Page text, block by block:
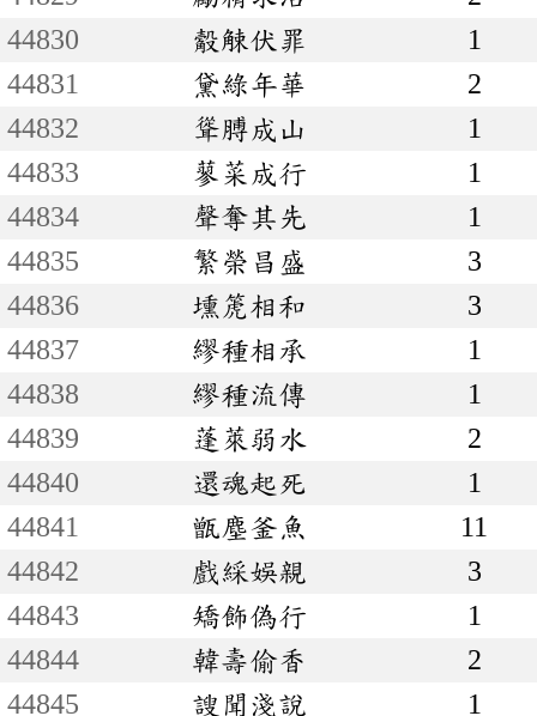
44830
觳觫伏罪
1
44831
黛綠年華
2
44832
聳膊成山
1
44833
蓼菜成行
1
44834
聲奪其先
1
44835
繁榮昌盛
3
44836
壎箎相和
3
44837
繆種相承
1
44838
繆種流傳
1
44839
蓬萊弱水
2
44840
還魂起死
1
44841
甑塵釜魚
11
44842
戲綵娛親
3
44843
矯飾偽行
1
44844
韓壽偷香
2
44845
謏聞淺說
1